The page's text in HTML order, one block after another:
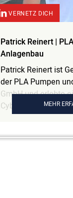
VERNETZ DICH
Patrick Reinert |
Anlagenbau
Patrick Reinert ist
der PLA Pumpen
GmbH und erlebte
Cyberangriff, bei
deutlich, wie real
MEHR